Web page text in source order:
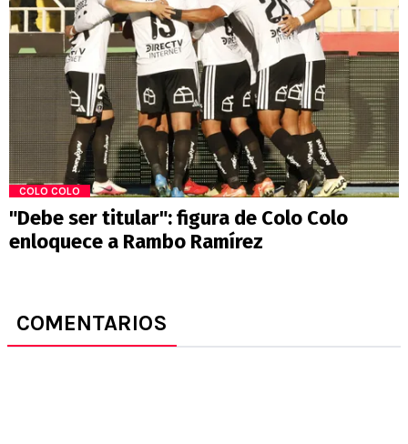
COLO COLO
"Debe ser titular": figura de Colo Colo
enloquece a Rambo Ramírez
COMENTARIOS